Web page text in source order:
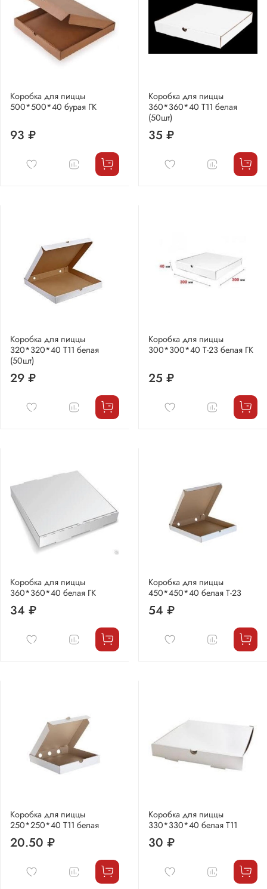
Коробка для пиццы
500*500*40 бурая ГК
93 ₽
Коробка для пиццы
360*360*40 Т11 белая
(50шт)
35 ₽
Коробка для пиццы
320*320*40 Т11 белая
(50шт)
29 ₽
Коробка для пиццы
300*300*40 Т-23 белая ГК
25 ₽
Коробка для пиццы
360*360*40 белая ГК
34 ₽
Коробка для пиццы
450*450*40 белая Т-23
54 ₽
Коробка для пиццы
250*250*40 Т11 белая
20.50 ₽
Коробка для пиццы
330*330*40 белая Т11
30 ₽